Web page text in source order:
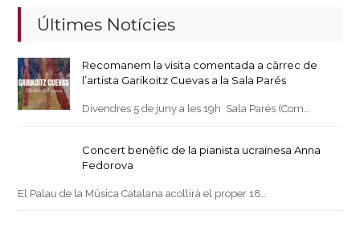
Últimes Notícies
Recomanem la visita comentada a càrrec de
l’artista Garikoitz Cuevas a la Sala Parés
Divendres 5 de juny a les 19h Sala Parés (Com…
Concert benèfic de la pianista ucraïnesa Anna
Fedorova
El Palau de la Música Catalana acollirà el proper 18…